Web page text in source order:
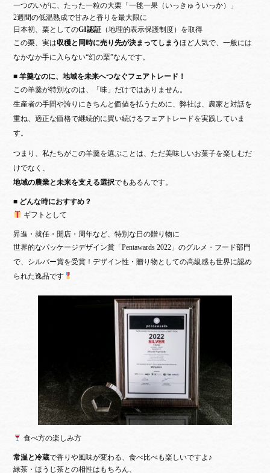
一つのいがに、たった一粒の大栗「一毬一果（いっきゅういっか）」
2週間の低温熟成で甘みと香りを最大限に
日本初、栗としてのGI認証 （地理的表示保護制度）を取得
この栗、実は収穫と同時に売り先が決まってしまうほど人気で、一般には
なかなか手に入らない“幻の栗”なんです。
■ 羊羹なのに、地域を未来へつなぐフェアトレード！
この羊羹が特別なのは、「味」だけではありません。
生産者の手間や誇りにきちんと価値を払うために、弊社は、農家と対話を
重ね、適正な価格で継続的に買い続けるフェアトレードを実践していま
す。
つまり、私たちがこの羊羹を選ぶことは、ただ美味しいお菓子を楽しむだ
けでなく、
地域の農業と未来を支える選択でもあるんです。
■ どんな時におすすめ？
ギフトとして
昇進・就任・開店・周年など、特別な日の贈り物に
世界的なパッケージデザイン賞「Pentawards 2022」のグルメ・フード部門
で、シルバー賞を受賞！デザイン性・贈り物としての高級感も世界に認め
られた逸品です
食べ方の楽しみ方
常温と冷蔵で香りや風味が変わる、食べ比べも楽しいですよ♪
緑茶・ほうじ茶との相性はもちろん、